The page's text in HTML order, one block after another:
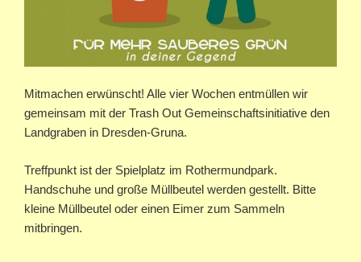
Mitmachen erwünscht! Alle vier Wochen entmüllen wir
gemeinsam mit der Trash Out Gemeinschaftsinitiative den
Landgraben in Dresden-Gruna.
Treffpunkt ist der Spielplatz im Rothermundpark.
Handschuhe und große Müllbeutel werden gestellt. Bitte
kleine Müllbeutel oder einen Eimer zum Sammeln
mitbringen.